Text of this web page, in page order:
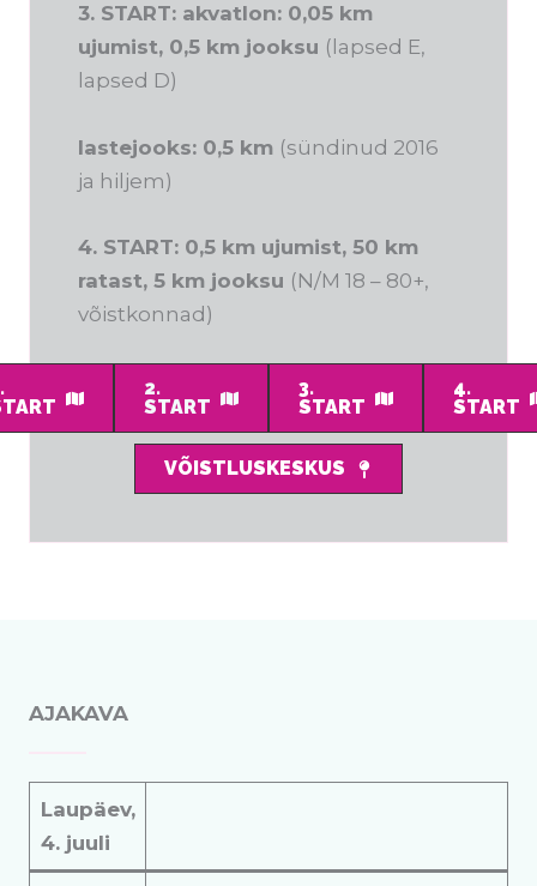
3. START: akvatlon: 0,05 km
ujumist, 0,5 km jooksu (lapsed E,
lapsed D)
lastejooks: 0,5 km (sündinud 2016
ja hiljem)
4. START: 0,5 km ujumist, 50 km
ratast, 5 km jooksu (N/M 18 – 80+,
võistkonnad)
2.
START
3.
START
4.
START
VÕISTLUSKESKUS
AJAKAVA
Laupäev,
4. juuli